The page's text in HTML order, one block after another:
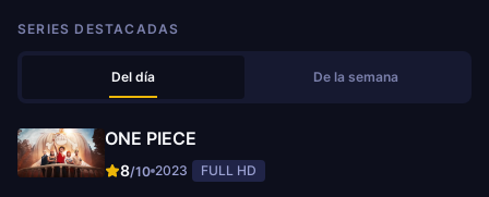
SERIES DESTACADAS
Del día De la semana
ONE PIECE
8/10 2023 FULL HD